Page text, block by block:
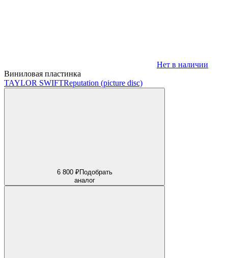
Нет в наличии
Виниловая пластинка
TAYLOR SWIFTReputation (picture disc)
6 800 ₽Подобрать
аналог